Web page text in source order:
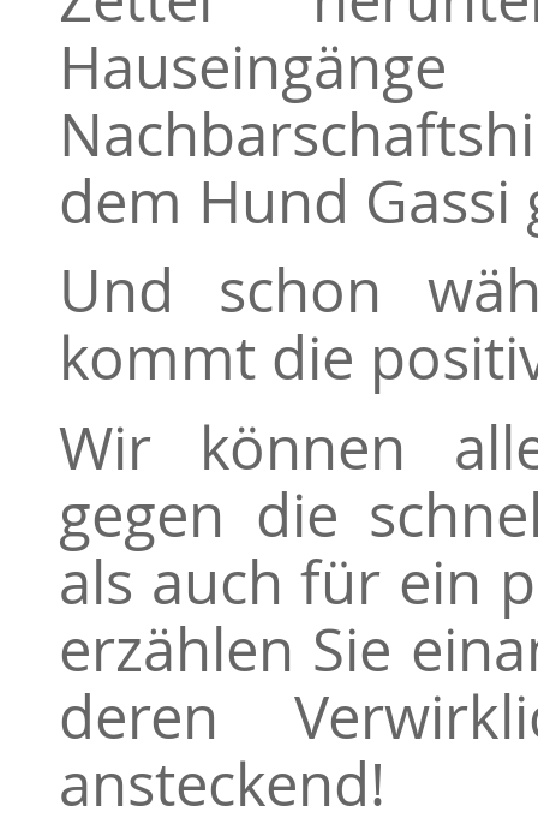
dem Hund
Und schon
kommt die
Wir können
gegen die
als auch für ein
erzählen Sie
deren
ansteckend!